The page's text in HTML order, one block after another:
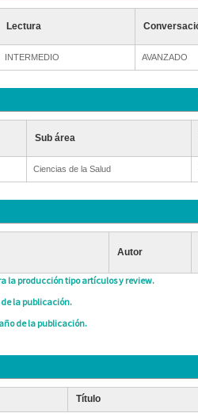
Lectura
INTERMEDIO AVANZADO
Sub área
Ciencias de la Salud
Autor
la producción tipo artículos y review.
la publicación.
de la publicación.
Título